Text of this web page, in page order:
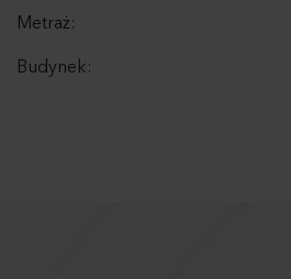
Metraż:
Budynek: